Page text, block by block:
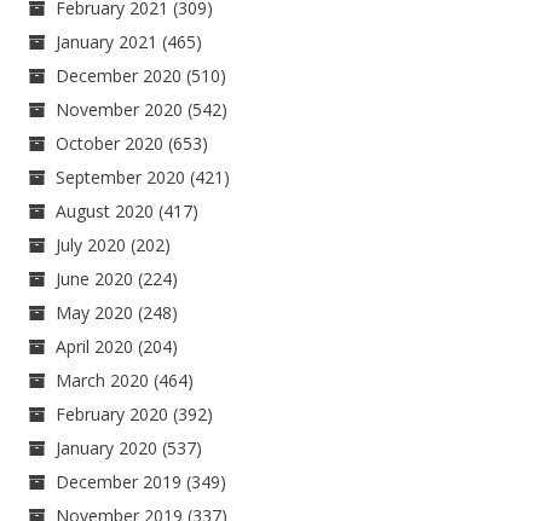
February 2021 (309)
January 2021 (465)
December 2020 (510)
November 2020 (542)
October 2020 (653)
September 2020 (421)
August 2020 (417)
July 2020 (202)
June 2020 (224)
May 2020 (248)
April 2020 (204)
March 2020 (464)
February 2020 (392)
January 2020 (537)
December 2019 (349)
November 2019 (337)